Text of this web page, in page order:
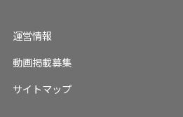
運営情報
動画掲載募集
サイトマップ